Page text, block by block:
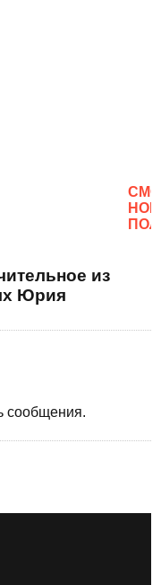
из
Юрия
сообщения.